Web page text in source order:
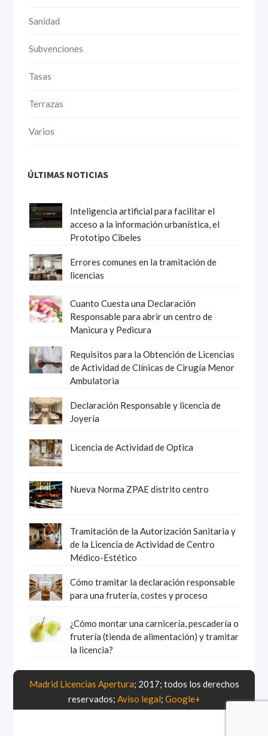
Sanidad
Subvenciones
Tasas
Terrazas
Varios
ÚLTIMAS NOTICIAS
Inteligencia artificial para facilitar el
acceso a la información urbanística, el
Prototipo Cibeles
Errores comunes en la tramitación de
licencias
Cuanto Cuesta una Declaración
Responsable para abrir un centro de
Manicura y Pedicura
Requisitos para la Obtención de Licencias
de Actividad de Clínicas de Cirugía Menor
Ambulatoria
Declaración Responsable y licencia de
Joyería
Licencia de Actividad de Optica
Nueva Norma ZPAE distrito centro
Tramitación de la Autorización Sanitaria y
de la Licencia de Actividad de Centro
Médico-Estético
Cómo tramitar la declaración responsable
para una frutería, costes y proceso
¿Cómo montar una carnicería, pescadería o
frutería (tienda de alimentación) y tramitar
la licencia?
Madrid Licencias Apertura; 2017; todos los derechos
reservados; Aviso legal; Google+